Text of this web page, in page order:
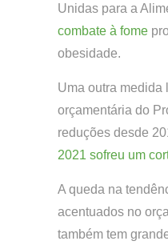
Unidas para a
combate à fome
obesidade.
Uma outra medida
orçamentária do
reduções desde
2021 sofreu um
A queda na
acentuados no
também tem